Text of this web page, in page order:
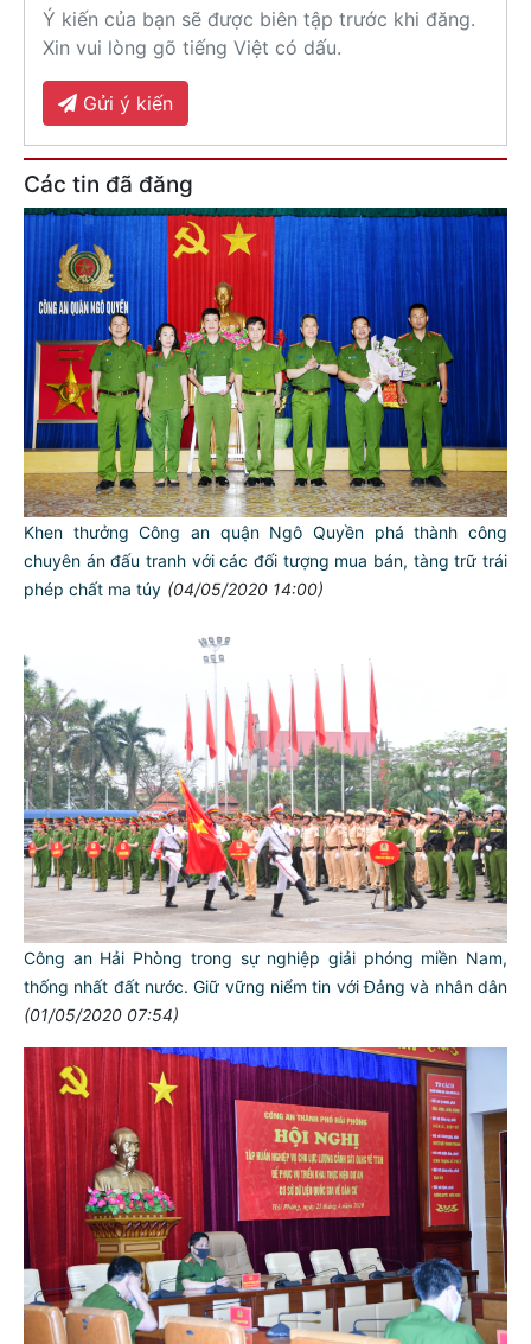
Ý kiến của bạn sẽ được biên tập trước khi đăng.
Xin vui lòng gõ tiếng Việt có dấu.
Gửi ý kiến
Các tin đã đăng
Khen thưởng Công an quận Ngô Quyền phá thành công
chuyên án đấu tranh với các đối tượng mua bán, tàng trữ trái
phép chất ma túy (04/05/2020 14:00)
Công an Hải Phòng trong sự nghiệp giải phóng miền Nam,
thống nhất đất nước. Giữ vững niểm tin với Đảng và nhân dân
(01/05/2020 07:54)